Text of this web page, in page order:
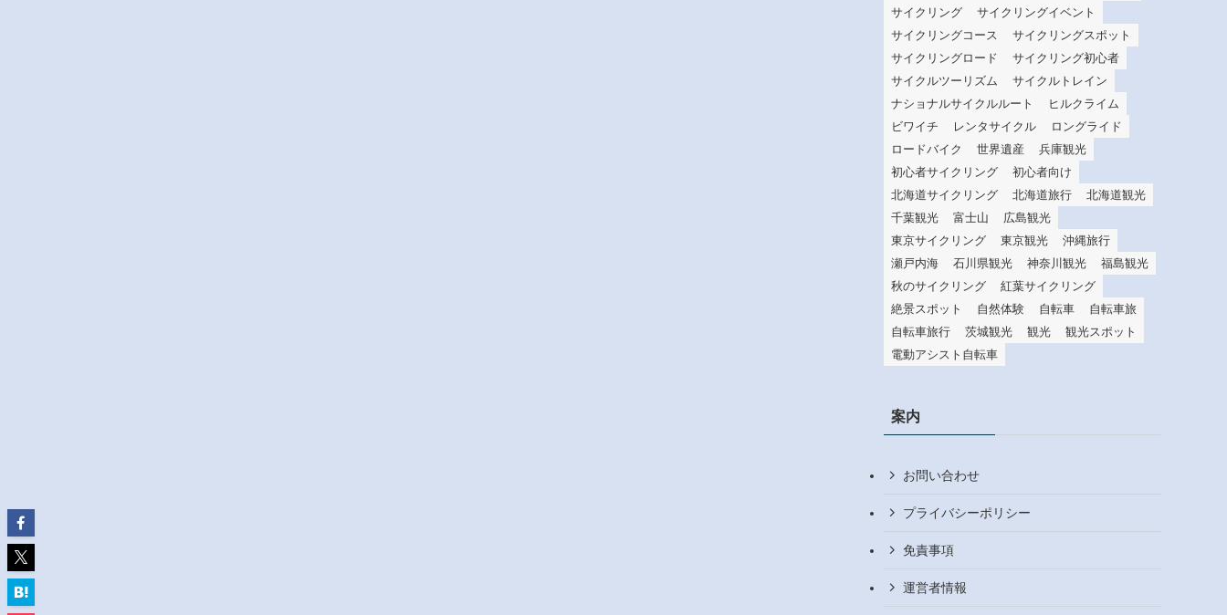
サイクリング
サイクリングイベント
サイクリングコース
サイクリングスポット
サイクリングロード
サイクリング初心者
サイクルツーリズム
サイクルトレイン
ナショナルサイクルルート
ヒルクライム
ビワイチ
レンタサイクル
ロングライド
ロードバイク
世界遺産
兵庫観光
初心者サイクリング
初心者向け
北海道サイクリング
北海道旅行
北海道観光
千葉観光
富士山
広島観光
東京サイクリング
東京観光
沖縄旅行
瀬戸内海
石川県観光 神奈川観光
福島観光
秋のサイクリング
紅葉サイクリング
絶景スポット
自然体験 自転車
自転車旅
自転車旅行
茨城観光 観光
観光スポット
電動アシスト自転車
案内
お問い合わせ
プライバシーポリシー
免責事項
運営者情報